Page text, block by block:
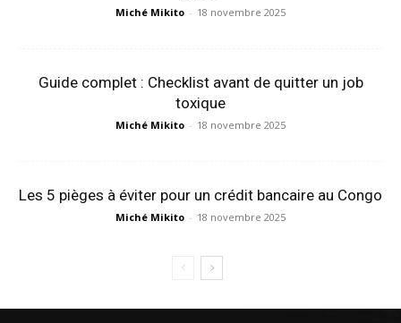
Miché Mikito - 18 novembre 2025
Guide complet : Checklist avant de quitter un job
toxique
Miché Mikito - 18 novembre 2025
Les 5 pièges à éviter pour un crédit bancaire au Congo
Miché Mikito - 18 novembre 2025